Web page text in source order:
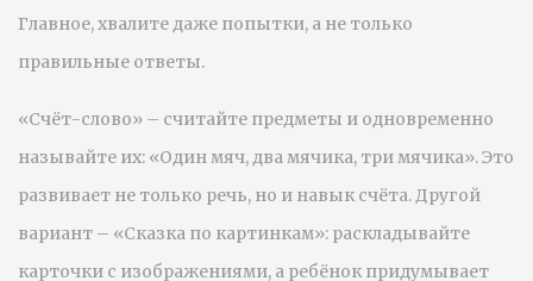
Главное, хвалите даже попытки, а не только
правильные ответы.
«Счёт-слово» – считайте предметы и одновременно
называйте их: «Один мяч, два мячика, три мячика». Это
развивает не только речь, но и навык счёта. Другой
вариант – «Сказка по картинкам»: раскладывайте
карточки с изображениями, а ребёнок придумывает